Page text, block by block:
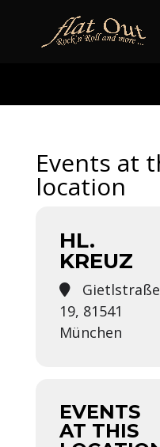
Events at
location
HL.
KREUZ
Gietlstraße
19, 81541
München
EVENTS
AT THIS